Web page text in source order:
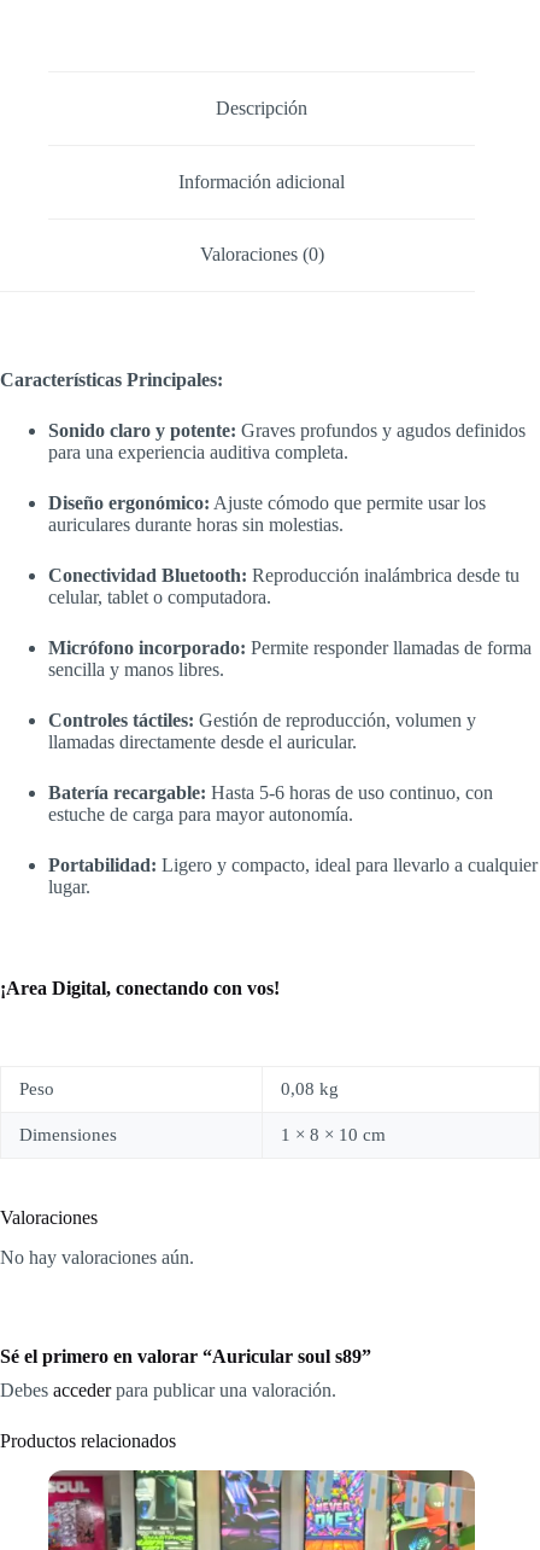
Descripción
Información adicional
Valoraciones (0)
Características Principales:
Sonido claro y potente: Graves profundos y agudos definidos
para una experiencia auditiva completa.
Diseño ergonómico: Ajuste cómodo que permite usar los
auriculares durante horas sin molestias.
Conectividad Bluetooth: Reproducción inalámbrica desde tu
celular, tablet o computadora.
Micrófono incorporado: Permite responder llamadas de forma
sencilla y manos libres.
Controles táctiles: Gestión de reproducción, volumen y
llamadas directamente desde el auricular.
Batería recargable: Hasta 5-6 horas de uso continuo, con
estuche de carga para mayor autonomía.
Portabilidad: Ligero y compacto, ideal para llevarlo a cualquier
lugar.
¡Area Digital, conectando con vos!
Peso 0,08 kg
Dimensiones 1 × 8 × 10 cm
Valoraciones
No hay valoraciones aún.
Sé el primero en valorar “Auricular soul s89”
Debes accederpara publicar una valoración.
Productos relacionados